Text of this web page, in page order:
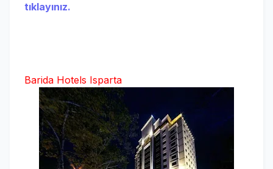
tıklayınız.
Barida Hotels Isparta